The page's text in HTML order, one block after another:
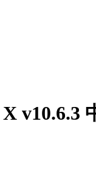
v10.6.3